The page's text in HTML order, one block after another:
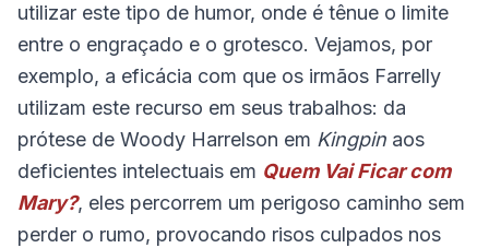
utilizar este tipo de humor, onde é tênue o limite
entre o engraçado e o grotesco. Vejamos, por
exemplo, a eficácia com que os irmãos Farrelly
utilizam este recurso em seus trabalhos: da
prótese de Woody Harrelson em Kingpin aos
deficientes intelectuais em Quem Vai Ficar com
Mary?, eles percorrem um perigoso caminho sem
perder o rumo, provocando risos culpados nos